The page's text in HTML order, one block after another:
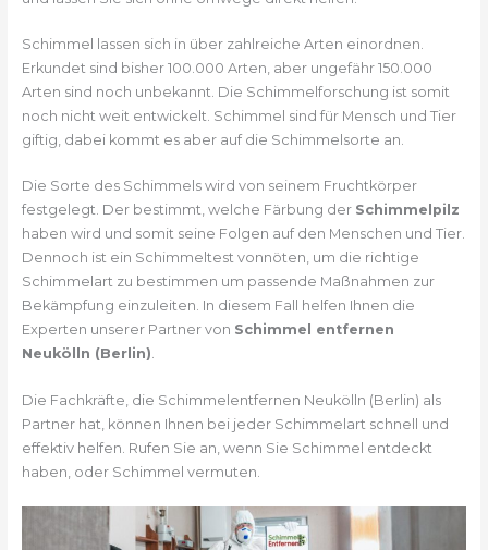
Schimmel lassen sich in über zahlreiche Arten einordnen.
Erkundet sind bisher 100.000 Arten, aber ungefähr 150.000
Arten sind noch unbekannt. Die Schimmelforschung ist somit
noch nicht weit entwickelt. Schimmel sind für Mensch und Tier
giftig, dabei kommt es aber auf die Schimmelsorte an.
Die Sorte des Schimmels wird von seinem Fruchtkörper
festgelegt. Der bestimmt, welche Färbung der Schimmelpilz
haben wird und somit seine Folgen auf den Menschen und Tier.
Dennoch ist ein Schimmeltest vonnöten, um die richtige
Schimmelart zu bestimmen um passende Maßnahmen zur
Bekämpfung einzuleiten. In diesem Fall helfen Ihnen die
Experten unserer Partner von Schimmel entfernen
Neukölln (Berlin).
Die Fachkräfte, die Schimmelentfernen Neukölln (Berlin) als
Partner hat, können Ihnen bei jeder Schimmelart schnell und
effektiv helfen. Rufen Sie an, wenn Sie Schimmel entdeckt
haben, oder Schimmel vermuten.